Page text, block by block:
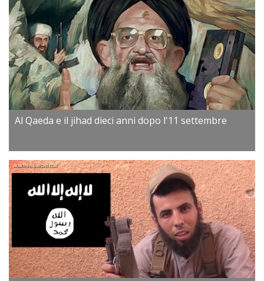
Al Qaeda e il jihad dieci anni dopo l'11 settembre